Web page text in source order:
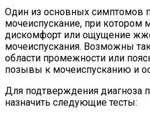
Один из основных симптомов
мочеиспускание, при котором
дискомфорт или ощущение
мочеиспускания. Возможны
области промежности или
позывы к мочеиспусканию и
Для подтверждения диагноза
назначить следующие тесты: